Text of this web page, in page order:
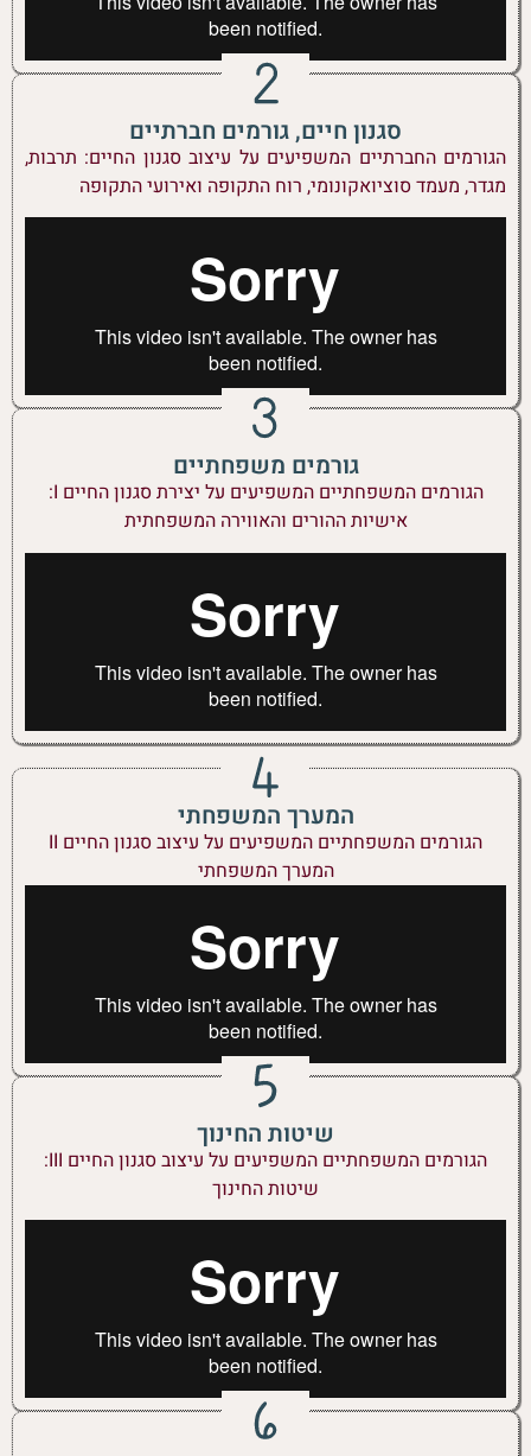
סגנון חיים, גורמים חברתיים
הגורמים החברתיים המשפיעים על עיצוב סגנון החיים: תרבות,
מגדר, מעמד סוציואקונומי, רוח התקופה ואירועי התקופה
גורמים משפחתיים
הגורמים המשפחתיים המשפיעים על יצירת סגנון החיים I:
אישיות ההורים והאווירה המשפחתית
המערך המשפחתי
הגורמים המשפחתיים המשפיעים על עיצוב סגנון החיים II
המערך המשפחתי
שיטות החינוך
הגורמים המשפחתיים המשפיעים על עיצוב סגנון החיים III:
שיטות החינוך